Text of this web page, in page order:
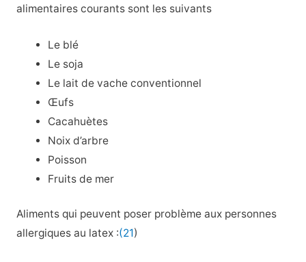
alimentaires courants sont les suivants
Le blé
Le soja
Le lait de vache conventionnel
Œufs
Cacahuètes
Noix d’arbre
Poisson
Fruits de mer
Aliments qui peuvent poser problème aux personnes
allergiques au latex :(21)